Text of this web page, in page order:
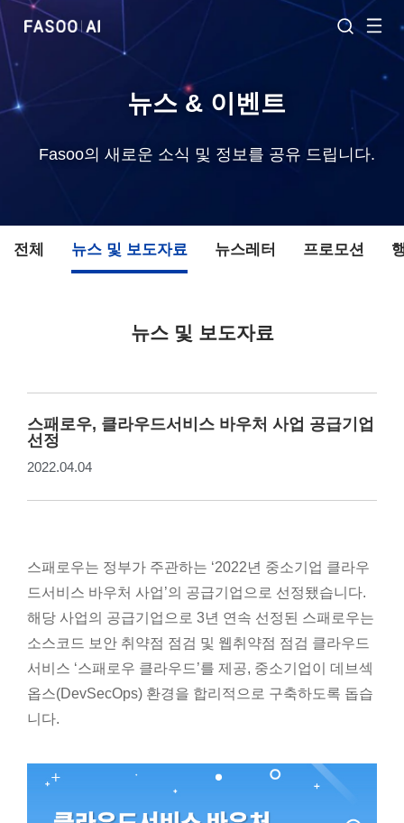
뉴스 & 이벤트
Fasoo의 새로운 소식 및 정보를 공유 드립니다.
전체 뉴스 및 보도자료 뉴스레터 프로모션
뉴스 및 보도자료
스패로우, 클라우드서비스 바우처 사업 공급기업
선정
2022.04.04
스패로우는 정부가 주관하는 ‘2022년 중소기업 클라우
드서비스 바우처 사업’의 공급기업으로 선정됐습니다.
해당 사업의 공급기업으로 3년 연속 선정된 스패로우는
소스코드 보안 취약점 점검 및 웹취약점 점검 클라우드
서비스 ‘스패로우 클라우드’를 제공, 중소기업이 데브섹
옵스(DevSecOps) 환경을 합리적으로 구축하도록 돕습
니다.